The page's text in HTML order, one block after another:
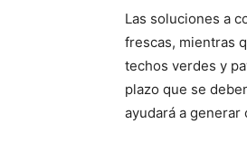
Las soluciones a
frescas, mientras
techos verdes y
plazo que se
ayudará a generar